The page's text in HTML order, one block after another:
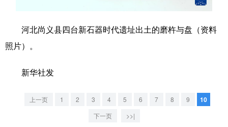
溯源中国
城市 旅游 能源 会展
彩票
公益
河北尚义县四台新石器时代遗址出土的磨杵与盘（资料
照片）。
新华社发
上一页 1 2 3 4 5 6 7 8 9 10
下一页 >>|